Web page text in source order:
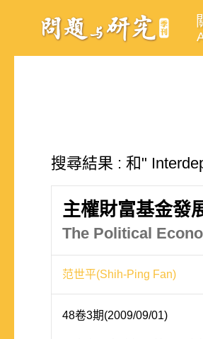
搜尋結果 : 和"
主權財富基金發
The Political
范世平(Shih-Ping Fan)
48卷3期(2009/09/01)